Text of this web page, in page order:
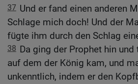
37 Und er fand einen anderen
Schlage mich doch! Und der
fügte ihm durch den Schlag
38 Da ging der Prophet hin und
auf dem der König kam, und
unkenntlich, indem er den